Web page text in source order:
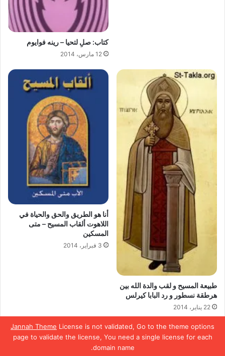
Jannah Theme License is not validated, Go to the theme options
page to validate the license, You need a single license for each
domain name.
كتاب: صلِ لتحيا – رينه فوايوم
12 مارس، 2014
طبيعة المسيح و لقب والدة الله بين
هرطقة نسطور و رد البابا كيرلس
22 يناير، 2014
أنا هو الطريق والحق والحياة في
اللاهوت ألقاب المسيح – متى
المسكين
3 فبراير، 2014